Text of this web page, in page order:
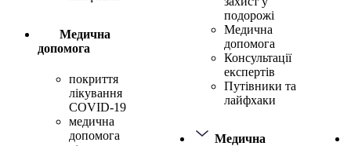
Медична
допомога
покриття
лікування
COVID-19
медична
допомога
подорожі
Медична
допомога
Консультації
експертів
Путівники та
лайфхаки
Медична